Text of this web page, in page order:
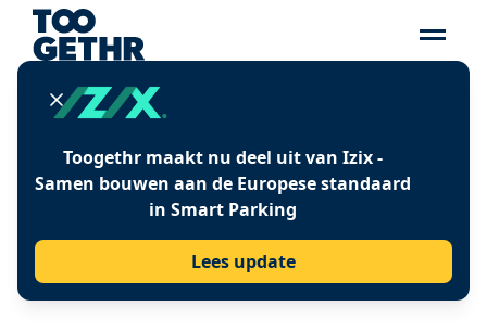
Toogethr maakt nu deel uit van Izix -
Samen bouwen aan de Europese standaard
in Smart Parking
Lees update
MOBINCK IS THE
OFFICIAL RESELLER OF
TOOGETHR IN DACH